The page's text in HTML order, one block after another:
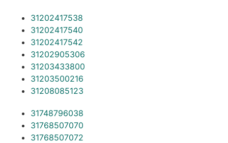
31202417538
31202417540
31202417542
31202905306
31203433800
31203500216
31208085123
31748796038
31768507070
31768507072